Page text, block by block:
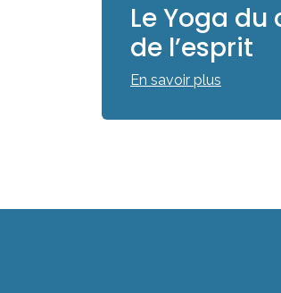
Le Yoga du
de l’esprit
En savoir plus